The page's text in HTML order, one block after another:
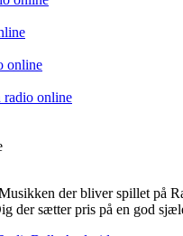
der bliver spillet på
der sætter pris på en god